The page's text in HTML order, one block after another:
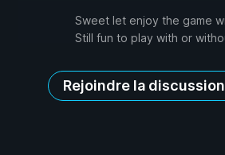
Sweet let enjoy the game
Still fun to play with or
Rejoindre la discussion